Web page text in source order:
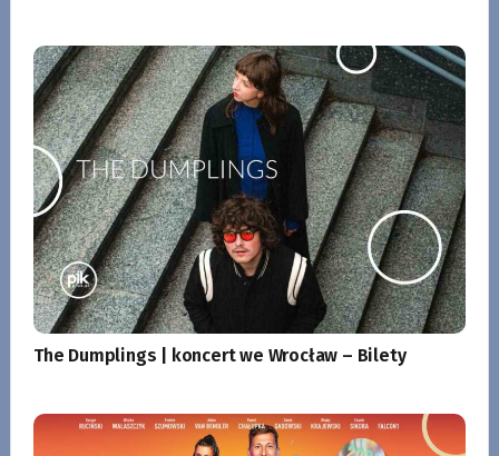
The Dumplings | koncert we Wrocław – Bilety